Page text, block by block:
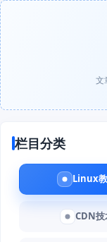
文
栏目分类
Linux
CDN技